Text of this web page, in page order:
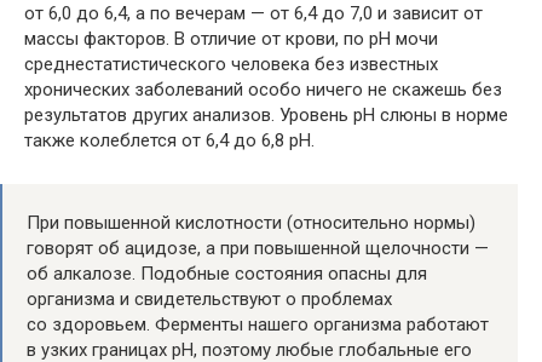
от 6,0 до 6,4, а по вечерам — от 6,4 до 7,0 и зависит от
массы факторов. В отличие от крови, по рН мочи
среднестатистического человека без известных
хронических заболеваний особо ничего не скажешь без
результатов других анализов. Уровень рН слюны в норме
также колеблется от 6,4 до 6,8 рН.
При повышенной кислотности (относительно нормы)
говорят об ацидозе, а при повышенной щелочности —
об алкалозе. Подобные состояния опасны для
организма и свидетельствуют о проблемах
со здоровьем. Ферменты нашего организма работают
в узких границах рН, поэтому любые глобальные его